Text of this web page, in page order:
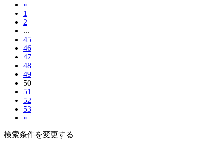
«
1
2
...
45
46
47
48
49
50
51
52
53
»
検索条件を変更する